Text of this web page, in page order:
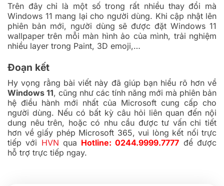
Trên đây chỉ là một số trong rất nhiều thay đổi mà
Windows 11 mang lại cho người dùng. Khi cập nhật lên
phiên bản mới, người dùng sẽ được đặt Windows 11
wallpaper trên mỗi màn hình ảo của mình, trải nghiệm
nhiều layer trong Paint, 3D emoji,…
Đoạn kết
Hy vọng rằng bài viết này đã giúp bạn hiểu rõ hơn về
Windows 11, cũng như các tính năng mới mà phiên bản
hệ điều hành mới nhất của Microsoft cung cấp cho
người dùng. Nếu có bất kỳ câu hỏi liên quan đến nội
dung nêu trên, hoặc có nhu cầu được tư vấn chi tiết
hơn về giấy phép Microsoft 365, vui lòng kết nối trực
tiếp với HVN qua Hotline: 0244.9999.7777 để được
hỗ trợ trực tiếp ngay.